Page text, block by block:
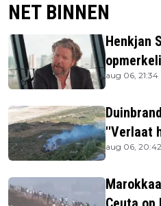
NET BINNEN
Henkjan
Jerney
aug 06, 21:34
''Verlaat
aug 06, 20:42